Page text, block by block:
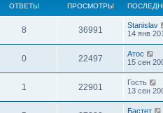
ОТВЕТЫ ПРОСМОТРЫ
8 36991
Stanislav
14 янв
0 22497
Атос
15 сен
1 22901
Гость
13 сен
Бастет